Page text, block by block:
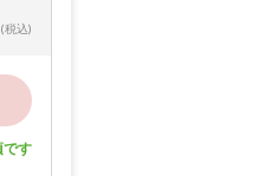
(税込)
です